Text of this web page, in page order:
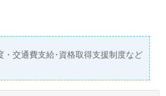
・交通費支給･資格取得支援制度など